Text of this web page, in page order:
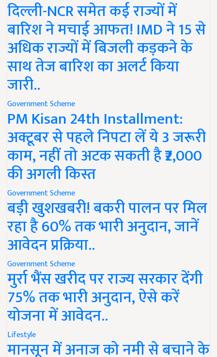
दिल्ली-NCR समेत कई राज्यों में
बारिश ने मचाई आफत! IMD ने 15 से
अधिक राज्यों में बिजली कड़कने के
साथ तेज बारिश का अलर्ट किया
जारी..
Government Scheme
PM Kisan 24th Installment:
अक्टूबर से पहले निपटा लें ये 3 जरूरी
काम, नहीं तो अटक सकती है ₹2,000
की अगली किस्त
Government Scheme
बड़ी खुशखबरी! बकरी पालन पर मिल
रहा है 60% तक भारी अनुदान, जानें
आवेदन प्रक्रिया..
Government Scheme
मुर्रा भैंस खरीद पर राज्य सरकार देंगी
75% तक भारी अनुदान, ऐसे करें
योजना में आवेदन..
Lifestyle
मानसून में अनाज को नमी से बचाने के